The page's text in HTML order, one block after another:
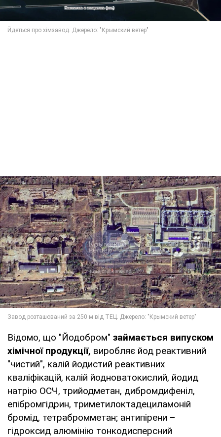
Відомо, що "Йодобром" займається випуском
хімічної продукції, виробляє йод реактивний
"чистий", калій йодистий реактивних
кваліфікацій, калій йодноватокислий, йодид
натрію ОСЧ, трийодметан, дибромдифеніл,
епібромгідрин, триметилоктадециламоній
бромід, тетрабромметан; антипірени –
гідроксид алюмінію тонкодисперсний